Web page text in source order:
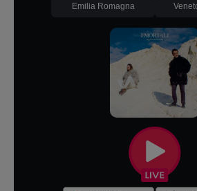
Emilia Romagna